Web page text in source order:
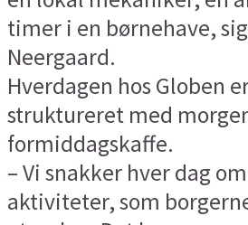
timer i en børnehave,
Neergaard.
Hverdagen hos Globen
struktureret med
formiddagskaffe.
– Vi snakker hver dag
aktiviteter, som